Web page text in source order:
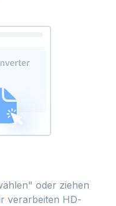
oder ziehen
verarbeiten HD-